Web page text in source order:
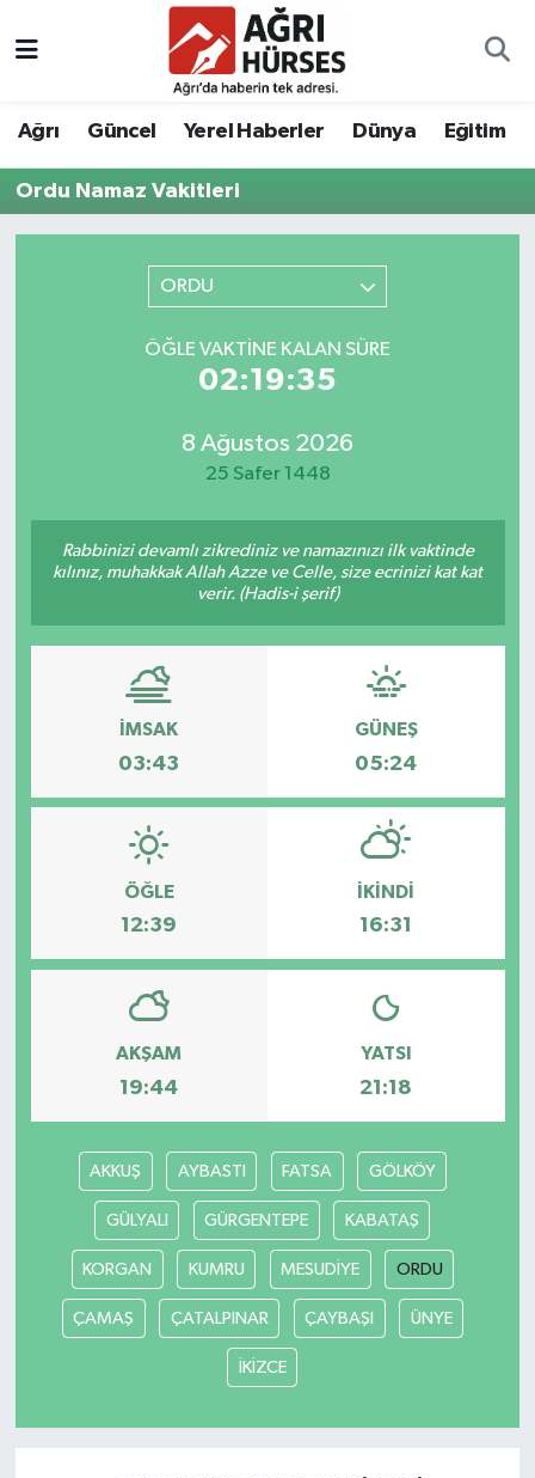
Ağrı Güncel Yerel Haberler Dünya Eğitim
Ordu Namaz Vakitleri
ORDU
ÖĞLE VAKTINE KALAN SÜRE
02:19:35
8 Ağustos 2026
25 Safer 1448
Rabbinizi devamlı zikrediniz ve namazınızı ilk vaktinde
kılınız, muhakkak Allah Azze ve Celle, size ecrinizi kat kat
verir. (Hadis-i şerif)
İMSAK
03:43
GÜNEŞ
05:24
ÖĞLE
12:39
İKINDI
16:31
AKŞAM
19:44
YATSI
21:18
AKKUŞ AYBASTI FATSA GÖLKÖY
GÜLYALI GÜRGENTEPE KABATAŞ
KORGAN KUMRU MESUDİYE ORDU
ÇAMAŞ ÇATALPINAR ÇAYBAŞI ÜNYE
İKİZCE
Hava Durumu
Süper Lig Puan Durumu ve Fikstür
Tüm Manşetler
Son Dakika Haberleri